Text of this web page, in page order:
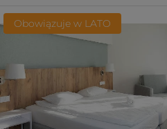
Obowiązuje w LATO